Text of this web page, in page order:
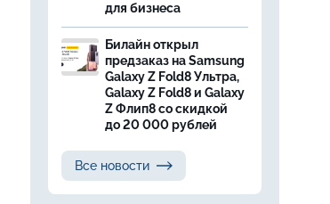
для бизнеса
Билайн открыл
предзаказ на Samsung
Galaxy Z Fold8 Ультра,
Galaxy Z Fold8 и Galaxy
Z Флип8 со скидкой
до 20 000 рублей
Все новости